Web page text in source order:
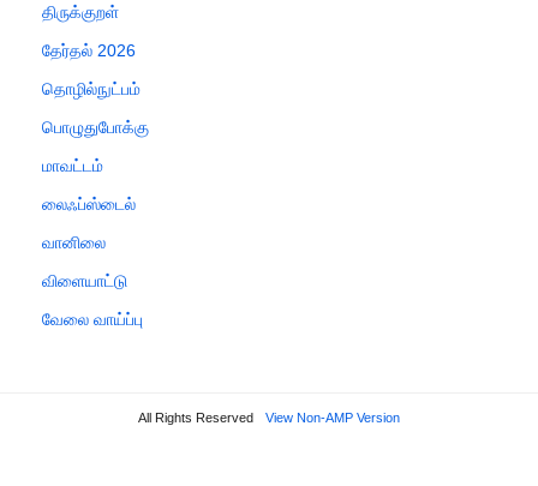
திருக்குறள்
தேர்தல் 2026
தொழில்நுட்பம்
பொழுதுபோக்கு
மாவட்டம்
லைஃப்ஸ்டைல்
வானிலை
விளையாட்டு
வேலை வாய்ப்பு
All Rights Reserved View Non-AMP Version